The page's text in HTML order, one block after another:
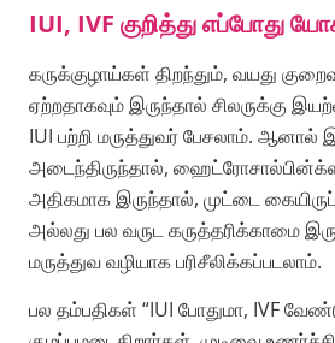
IUI, IVF குறித்து எப்போது
கருக்குழாய்கள் திறந்தும், வயது
ஏற்றதாகவும் இருந்தால் சிலருக்கு
IUI பற்றி மருத்துவர் பேசலாம். ஆனால்
அடைந்திருந்தால்,
அதிகமாக இருந்தால், முட்டை
அல்லது பல வருட கருத்தரிக்காமை
மருத்துவ வழியாக பரிசீலிக்கப்படலாம்.
பல தம்பதிகள் “IUI போதுமா, IVF